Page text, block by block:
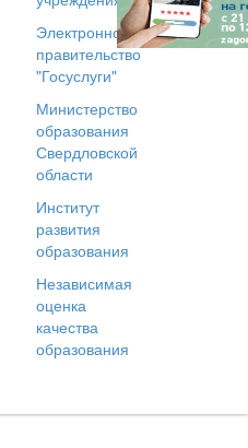
Электронное
правительство
"Госуслуги"
Министерство
образования
Свердловской
области
Институт
развития
образования
Независимая
оценка
качества
образования